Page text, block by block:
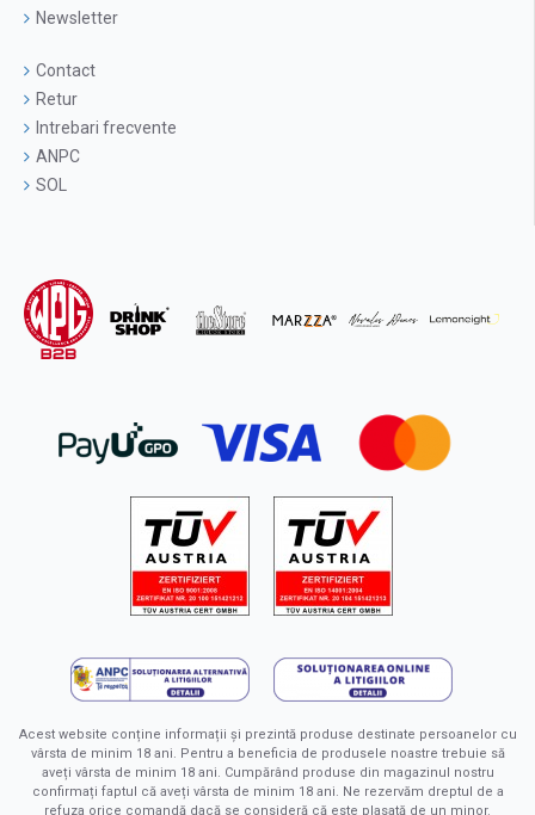
Newsletter
Contact
Retur
Intrebari frecvente
ANPC
SOL
Acest website conține informații și prezintă produse destinate persoanelor cu
vârsta de minim 18 ani. Pentru a beneficia de produsele noastre trebuie să
aveți vârsta de minim 18 ani. Cumpărând produse din magazinul nostru
confirmați faptul că aveți vârsta de minim 18 ani. Ne rezervăm dreptul de a
refuza orice comandă dacă se consideră că este plasată de un minor.